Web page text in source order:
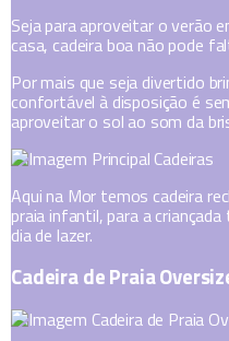
Seja para aproveitar o verão
casa, cadeira boa não pode
Por mais que seja divertido
confortável à disposição é
aproveitar o sol ao som da
Aqui na Mor temos cadeira
praia infantil, para a
dia de lazer.
Cadeira de Praia